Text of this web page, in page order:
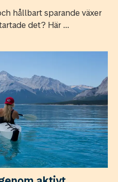
hållbart sparande växer
det? Här ...